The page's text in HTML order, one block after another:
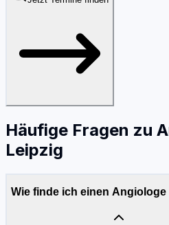
Häufige Fragen zu
Leipzig
Wie finde ich einen